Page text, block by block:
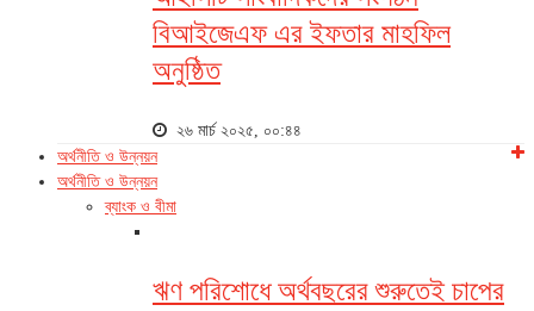
বিআইজেএফ এর ইফতার মাহফিল
অনুষ্ঠিত
২৬ মার্চ ২০২৫, ০০:৪৪
অর্থনীতি ও উন্নয়ন
অর্থনীতি ও উন্নয়ন
ব্যাংক ও বীমা
ঋণ পরিশোধে অর্থবছরের শুরুতেই চাপের